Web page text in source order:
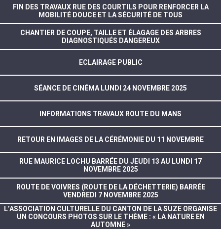
FIN DES TRAVAUX RUE DES COURTILS POUR RENFORCER LA
MOBILITÉ DOUCE ET LA SÉCURITÉ DE TOUS
CHANTIER DE COUPE, TAILLE ET ÉLAGAGE DES ARBRES
DIAGNOSTIQUÉS DANGEREUX
ECLAIRAGE PUBLIC
SÉANCE DE CINÉMA LUNDI 24 NOVEMBRE 2025
INFORMATIONS TRAVAUX ROUTE DU MANS
RETOUR EN IMAGES DE LA CÉRÉMONIE DU 11 NOVEMBRE
RUE MAURICE LOCHU BARRÉE DU JEUDI 13 AU LUNDI 17
NOVEMBRE 2025
ROUTE DE VOIVRES (ROUTE DE LA DÉCHETTERIE) BARRÉE
VENDREDI 7 NOVEMBRE 2025
L’ASSOCIATION CULTURELLE DU CANTON DE LA SUZE ORGANISE
UN CONCOURS PHOTOS SUR LE THÈME : « LA NATURE EN
AUTOMNE »